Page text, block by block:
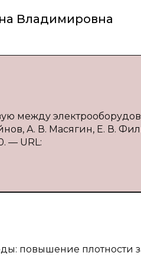
Владимировна
между
А. В. Масягин, Е. В.
— URL:
повышение плотности